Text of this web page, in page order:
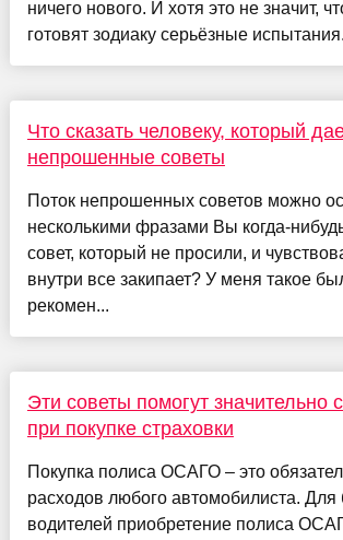
ничего нового. И хотя это не значит,
готовят зодиаку серьёзные
Что сказать человеку, который
непрошенные советы
Поток непрошенных советов можно
несколькими фразами Вы когда-
совет, который не просили, и
внутри все закипает? У меня такое
рекомен...
Эти советы помогут значительно
при покупке страховки
Покупка полиса ОСАГО – это
расходов любого автомобилиста. Для
водителей приобретение полиса